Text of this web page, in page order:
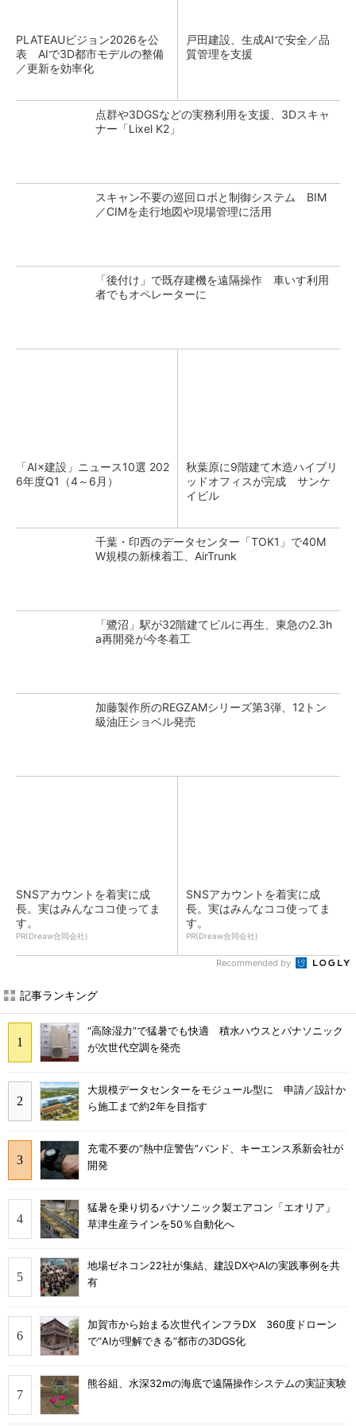
PLATEAUビジョン2026を公
表 AIで3D都市モデルの整備
／更新を効率化
戸田建設、生成AIで安全／品
質管理を支援
点群や3DGSなどの実務利用を支援、3Dスキャ
ナー「Lixel K2」
スキャン不要の巡回ロボと制御システム BIM
／CIMを走行地図や現場管理に活用
「後付け」で既存建機を遠隔操作 車いす利用
者でもオペレーターに
「AI×建設」ニュース10選 202
6年度Q1（4～6月）
秋葉原に9階建て木造ハイブリ
ッドオフィスが完成 サンケ
イビル
千葉・印西のデータセンター「TOK1」で40M
W規模の新棟着工、AirTrunk
「鷺沼」駅が32階建てビルに再生、東急の2.3h
a再開発が今冬着工
加藤製作所のREGZAMシリーズ第3弾、12トン
級油圧ショベル発売
SNSアカウントを着実に成
長。実はみんなココ使ってま
す。
PR(Dreaw合同会社)
SNSアカウントを着実に成
長。実はみんなココ使ってま
す。
PR(Dreaw合同会社)
Recommended by
記事ランキング
“高除湿力”で猛暑でも快適 積水ハウスとパナソニック
が次世代空調を発売
大規模データセンターをモジュール型に 申請／設計か
ら施工まで約2年を目指す
充電不要の“熱中症警告”バンド、キーエンス系新会社が
開発
猛暑を乗り切るパナソニック製エアコン「エオリア」
草津生産ラインを50％自動化へ
地場ゼネコン22社が集結、建設DXやAIの実践事例を共
有
加賀市から始まる次世代インフラDX 360度ドローン
で“AIが理解できる”都市の3DGS化
熊谷組、水深32mの海底で遠隔操作システムの実証実験